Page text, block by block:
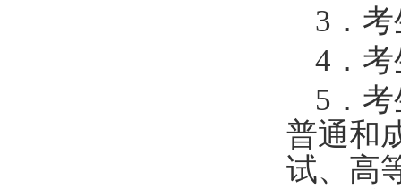
3 ．
4 ．
5 ．
普通和
试、高